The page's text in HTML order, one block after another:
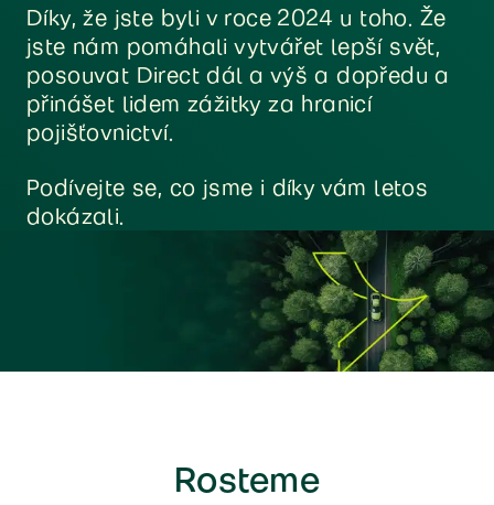
Díky, že jste byli v roce 2024 u toho. Že
jste nám pomáhali vytvářet lepší svět,
posouvat Direct dál a výš a dopředu a
přinášet lidem zážitky za hranicí
pojišťovnictví.
Podívejte se, co jsme i díky vám letos
dokázali.
Rosteme